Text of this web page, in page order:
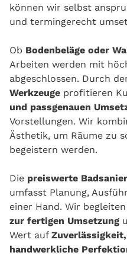
können wir selbst
und termingerecht
Ob Bodenbeläge oder
Arbeiten werden mit
abgeschlossen. Durch
Werkzeuge profitieren
und passgenauen
Vorstellungen. Wir
Ästhetik, um Räume zu
begeistern werden.
Die preiswerte
umfasst Planung,
einer Hand. Wir
zur fertigen Umsetzung
Wert auf
handwerkliche